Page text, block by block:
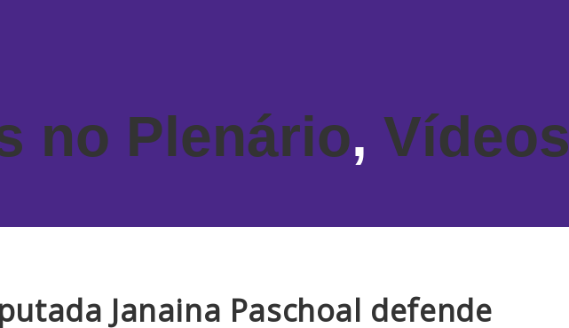
no Plenário, Vídeos
Janaina Paschoal defende